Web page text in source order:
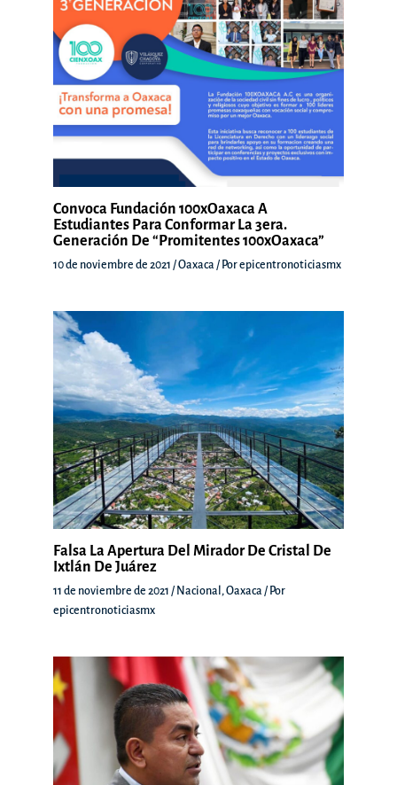
Convoca Fundación 100xOaxaca A
Estudiantes Para Conformar La 3era.
Generación De “Promitentes 100xOaxaca”
10 de noviembre de 2021 /Oaxaca / Porepicentronoticiasmx
Falsa La Apertura Del Mirador De Cristal De
Ixtlán De Juárez
11 de noviembre de 2021 / Nacional ,Oaxaca / Por
epicentronoticiasmx